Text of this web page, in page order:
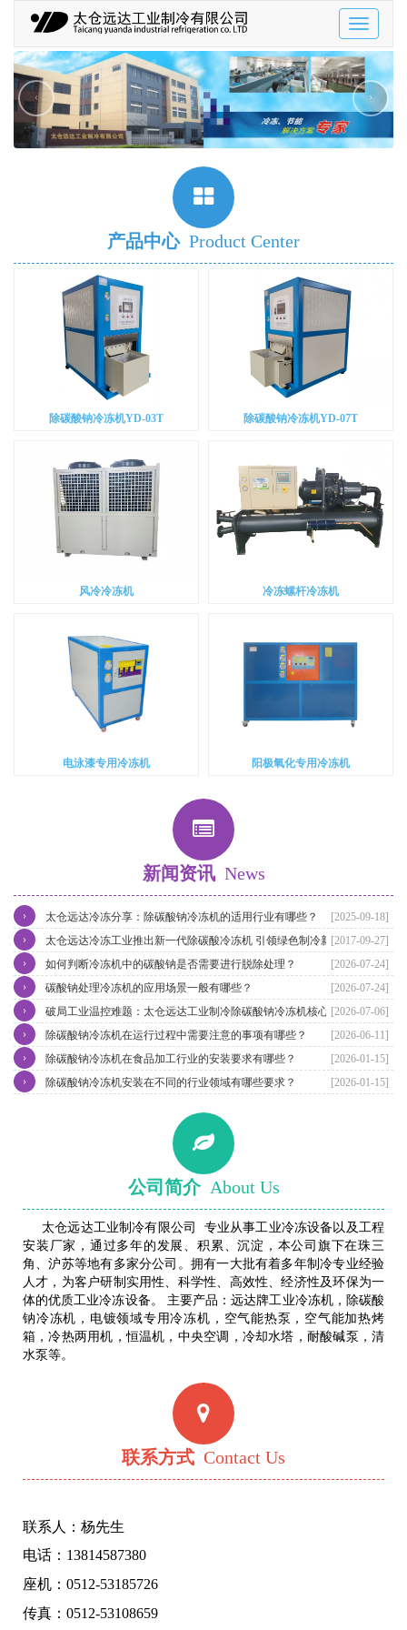
Toggle
‹ ›
产品中心 Product Center
除碳酸钠冷冻机YD-03T 除碳酸钠冷冻机YD-07T
风冷冷冻机 冷冻螺杆冷冻机
电泳漆专用冷冻机 阳极氧化专用冷冻机
新闻资讯 News
[2025-09-18]
太仓远达冷冻分享：除碳酸钠冷冻机的适用行业有哪些？
›
[2017-09-27]
太仓远达冷冻工业推出新一代除碳酸冷冻机 引领绿色制冷新潮流
›
[2026-07-24]
如何判断冷冻机中的碳酸钠是否需要进行脱除处理？
›
[2026-07-24]
碳酸钠处理冷冻机的应用场景一般有哪些？
›
[2026-07-06]
破局工业温控难题：太仓远达工业制冷除碳酸钠冷冻机核心优势解析
›
[2026-06-11]
除碳酸钠冷冻机在运行过程中需要注意的事项有哪些？
›
[2026-01-15]
除碳酸钠冷冻机在食品加工行业的安装要求有哪些？
›
[2026-01-15]
除碳酸钠冷冻机安装在不同的行业领域有哪些要求？
›
公司简介 About Us
太仓远达工业制冷有限公司 专业从事工业冷冻设备以及工程
安装厂家，通过多年的发展、积累、沉淀，本公司旗下在珠三
角、沪苏等地有多家分公司。拥有一大批有着多年制冷专业经验
人才，为客户研制实用性、科学性、高效性、经济性及环保为一
体的优质工业冷冻设备。 主要产品：远达牌工业冷冻机，除碳酸
钠冷冻机，电镀领域专用冷冻机，空气能热泵，空气能加热烤
箱，冷热两用机，恒温机，中央空调，冷却水塔，耐酸碱泵，清
水泵等。
联系方式 Contact Us
联系人：杨先生
电话：13814587380
座机：0512-53185726
传真：0512-53108659